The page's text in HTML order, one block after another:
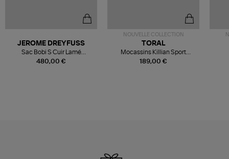
480,00 €
JEROME DREYFUSS
Sac Bobi S Cuir Lamé
Champagne
NOUVELLE COLLECTION
189,00 €
TORAL
Mocassins Killian Sport
Mousse